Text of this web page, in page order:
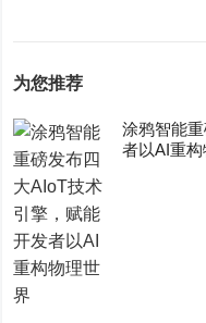
为您推荐
涂鸦智能
者以AI重